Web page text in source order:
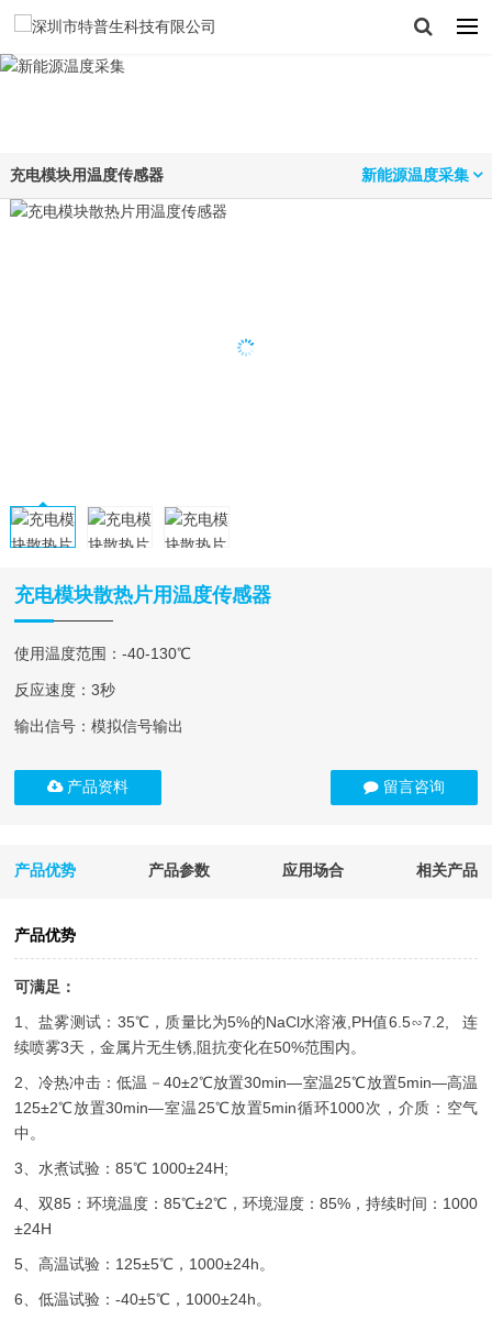
充电模块用温度传感器 新能源温度采集
充电模块散热片用温度传感器
使用温度范围：-40-130℃
反应速度：3秒
输出信号：模拟信号输出
产品资料 留言咨询
产品优势 产品参数 应用场合 相关产品
产品优势
可满足：
1、盐雾测试：35℃，质量比为5%的NaCl水溶液,PH值6.5∽7.2, 连
续喷雾3天，金属片无生锈,阻抗变化在50%范围内。
2、冷热冲击：低温－40±2℃放置30min—室温25℃放置5min—高温
125±2℃放置30min—室温25℃放置5min循环1000次，介质：空气
中。
3、水煮试验：85℃ 1000±24H;
4、双85：环境温度：85℃±2℃，环境湿度：85%，持续时间：1000
±24H
5、高温试验：125±5℃，1000±24h。
6、低温试验：-40±5℃，1000±24h。